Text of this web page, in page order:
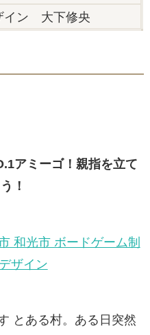
イン 大下修央
アミーゴ！親指を立て
！
和光市 ボードゲーム制
ザイン
とある村。ある日突然